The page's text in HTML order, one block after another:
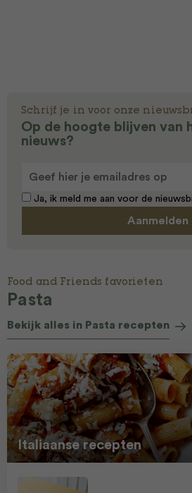
Schrijf je in voor onze
Op de hoogte blijven van
nieuws?
Ja, ik meld me aan voor de
Food and Friends favorieten
Pasta
Bekijk alles in Pasta recepten
Italiaanse recepten